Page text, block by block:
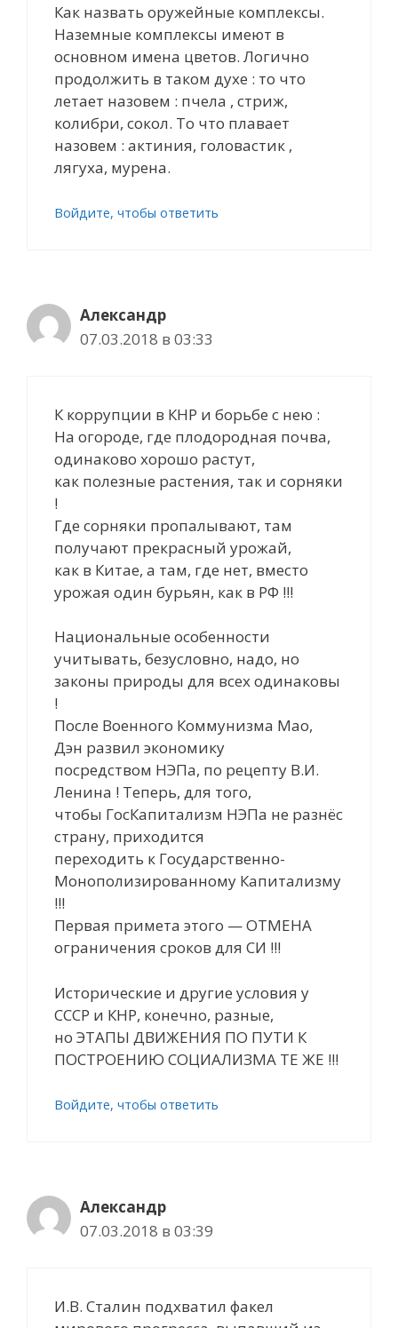
Как назвать оружейные комплексы.
Наземные комплексы имеют в
основном имена цветов. Логично
продолжить в таком духе : то что
летает назовем : пчела , стриж,
колибри, сокол. То что плавает
назовем : актиния, головастик ,
лягуха, мурена.
Войдите, чтобы ответить
Александр
07.03.2018 в 03:33
К коррупции в КНР и борьбе с нею :
На огороде, где плодородная почва,
одинаково хорошо растут,
как полезные растения, так и сорняки
!
Где сорняки пропалывают, там
получают прекрасный урожай,
как в Китае, а там, где нет, вместо
урожая один бурьян, как в РФ !!!
Национальные особенности
учитывать, безусловно, надо, но
законы природы для всех одинаковы
!
После Военного Коммунизма Мао,
Дэн развил экономику
посредством НЭПа, по рецепту В.И.
Ленина ! Теперь, для того,
чтобы ГосКапитализм НЭПа не разнёс
страну, приходится
переходить к Государственно-
Монополизированному Капитализму
!!!
Первая примета этого — ОТМЕНА
ограничения сроков для СИ !!!
Исторические и другие условия у
СССР и КНР, конечно, разные,
но ЭТАПЫ ДВИЖЕНИЯ ПО ПУТИ К
ПОСТРОЕНИЮ СОЦИАЛИЗМА ТЕ ЖЕ !!!
Войдите, чтобы ответить
Александр
07.03.2018 в 03:39
И.В. Сталин подхватил факел